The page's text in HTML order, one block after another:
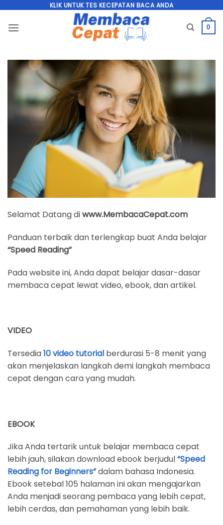
content
KLIK UNTUK TES KECEPATAN BACA ANDA
0
Selamat Datang diwww.MembacaCepat.com
Panduan terbaik dan terlengkap buat Anda belajar
“Speed Reading”
Pada website ini, Anda dapat belajar dasar-dasar
membaca cepat lewat video, ebook, dan artikel.
VIDEO
Tersedia10 video tutorial berdurasi 5-8 menit yang
akan menjelaskan langkah demi langkah membaca
cepat dengan cara yang mudah.
EBOOK
Jika Anda tertarik untuk belajar membaca cepat
lebih jauh, silakan download ebook berjudul“Speed
Reading for Beginners”dalam bahasa Indonesia.
Ebook setebal 105 halaman ini akan mengajarkan
Anda menjadi seorang pembaca yang lebih cepat,
lebih cerdas, dan pemahaman yang lebih baik.